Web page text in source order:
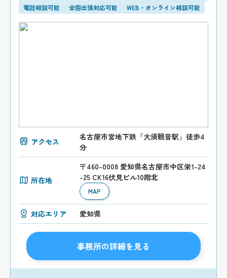
電話相談可能
全国出張対応可能 WEB・オンライン相談可能
アクセス
名古屋市営地下鉄「大須観音駅」徒歩4
分
所在地
〒460-0008 愛知県名古屋市中区栄1-24
-25 CK16伏見ビル10階北
MAP
対応エリア 愛知県
事務所の詳細を見る